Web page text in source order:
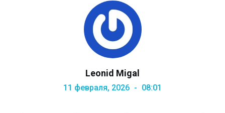
Leonid Migal
11 февраля, 2026 08:01